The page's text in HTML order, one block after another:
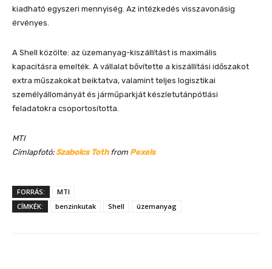
kiadható egyszeri mennyiség. Az intézkedés visszavonásig
érvényes.
A Shell közölte: az üzemanyag-kiszállítást is maximális
kapacitásra emelték. A vállalat bővítette a kiszállítási időszakot
extra műszakokat beiktatva, valamint teljes logisztikai
személyállományát és járműparkját készletutánpótlási
feladatokra csoportosította.
MTI
Címlapfotó: Szabolcs Tothfrom Pexels
FORRÁS:
MTI
CÍMKÉK:
benzinkutak Shell üzemanyag